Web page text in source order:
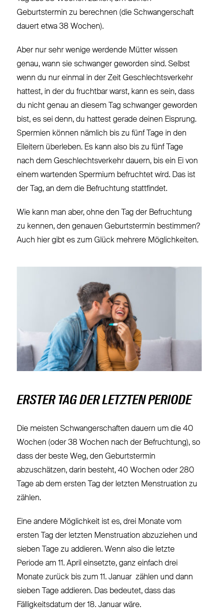
Geburtstermin zu berechnen (die Schwangerschaft
dauert etwa 38 Wochen).
Aber nur sehr wenige werdende Mütter wissen
genau, wann sie schwanger geworden sind. Selbst
wenn du nur einmal in der Zeit Geschlechtsverkehr
hattest, in der du fruchtbar warst, kann es sein, dass
du nicht genau an diesem Tag schwanger geworden
bist, es sei denn, du hattest gerade deinen Eisprung.
Spermien können nämlich bis zu fünf Tage in den
Eileitern überleben. Es kann also bis zu fünf Tage
nach dem Geschlechtsverkehr dauern, bis ein Ei von
einem wartenden Spermium befruchtet wird. Das ist
der Tag, an dem die Befruchtung stattfindet.
Wie kann man aber, ohne den Tag der Befruchtung
zu kennen, den genauen Geburtstermin bestimmen?
Auch hier gibt es zum Glück mehrere Möglichkeiten.
ERSTER TAG DER LETZTEN PERIODE
Die meisten Schwangerschaften dauern um die 40
Wochen (oder 38 Wochen nach der Befruchtung), so
dass der beste Weg, den Geburtstermin
abzuschätzen, darin besteht, 40 Wochen oder 280
Tage ab dem ersten Tag der letzten Menstruation zu
zählen.
Eine andere Möglichkeit ist es, drei Monate vom
ersten Tag der letzten Menstruation abzuziehen und
sieben Tage zu addieren. Wenn also die letzte
Periode am 11. April einsetzte, ganz einfach drei
Monate zurück bis zum 11. Januar zählen und dann
sieben Tage addieren. Das bedeutet, dass das
Fälligkeitsdatum der 18. Januar wäre.